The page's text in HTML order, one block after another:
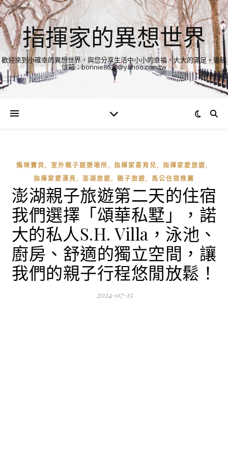
指揮家的異想世界
歡迎來到小確幸的異想世界，與您分享生活中小小的幸福，大大的滿足。邀稿
信箱：bonnie8630@yahoo.com.tw
媽咪寶貝, 室外親子遊憩場所, 指揮家喜育兒, 指揮家愛旅遊,
指揮家愛漂亮, 澎湖旅遊, 親子旅遊, 馬公住宿推薦
澎湖親子旅遊第二天的住宿
我們選擇「頌華私墅」，諾
大的私人S.H. Villa，泳池、
廚房、舒適的獨立空間，讓
我們的親子行程悠閒放鬆！
2024-07-15